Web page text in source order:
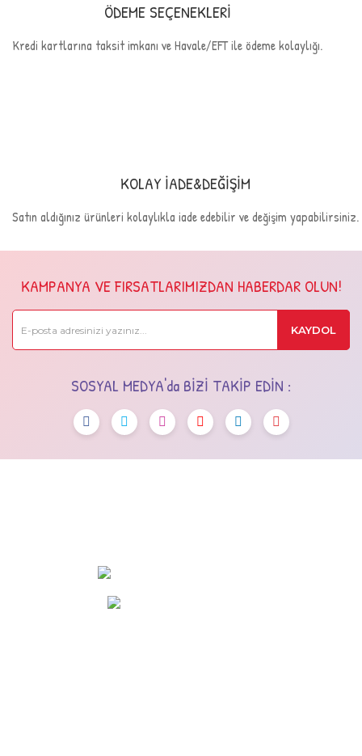
ÖDEME SEÇENEKLERİ
Kredi kartlarına taksit imkanı ve Havale/EFT ile ödeme kolaylığı.
KOLAY İADE&DEĞİŞİM
Satın aldığınız ürünleri kolaylıkla iade edebilir ve değişim yapabilirsiniz.
KAMPANYA VE FIRSATLARIMIZDAN HABERDAR OLUN!
KAYDOL
SOSYAL MEDYA'da BİZİ TAKİP EDİN :